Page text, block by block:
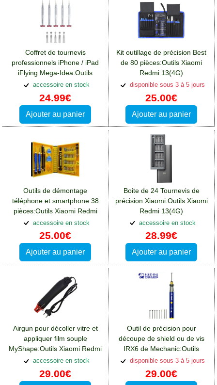
Coffret de tournevis
professionnels iPhone / iPad
iFlying Mega-Idea:Outils
Xiaomi Redmi 13(4G)
accessoire en stock
24.99€
Ajouter au panier
Kit outillage de précision Best
de 80 pièces:Outils Xiaomi
Redmi 13(4G)
disponible sous 3 à 5 jours
25.00€
Ajouter au panier
Outils de démontage
téléphone et smartphone 38
pièces:Outils Xiaomi Redmi
13(4G)
accessoire en stock
25.00€
Ajouter au panier
Boite de 24 Tournevis de
précision Xiaomi:Outils Xiaomi
Redmi 13(4G)
accessoire en stock
28.99€
Ajouter au panier
Airgun pour décoller vitre et
appliquer film souple
MyShape:Outils Xiaomi Redmi
13(4G)
accessoire en stock
29.00€
Outil de précision pour
découpe de shield ou de vis
IRX6 de Mechanic:Outils
Xiaomi Redmi 13(4G)
disponible sous 3 à 5 jours
29.00€